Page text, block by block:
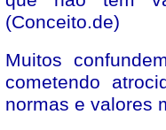
(Conceito.de)
Muitos
cometendo
normas e valores